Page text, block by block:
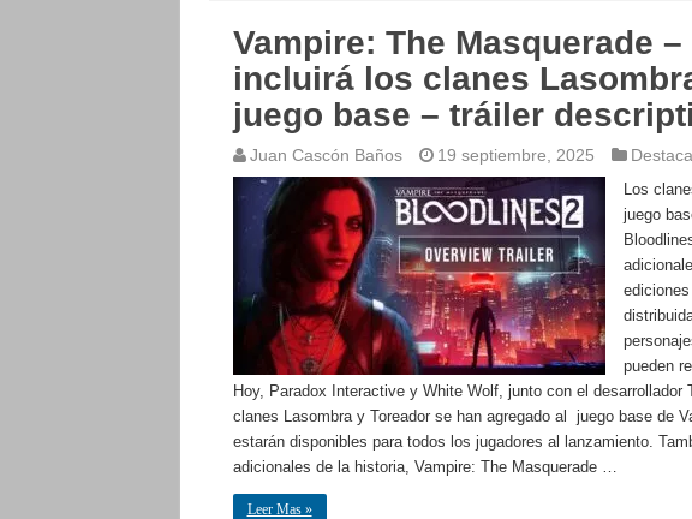
Vampire: The Masquerade
incluirá los clanes
juego base – tráiler
Juan Cascón Baños 19 septiembre, 2025
Los
juego
pueden
Hoy, Paradox Interactive y White Wolf, junto con el desarrollador
clanes Lasombra y Toreador se han agregado al juego base de
estarán disponibles para todos los jugadores al lanzamiento.
adicionales de la historia, Vampire: The Masquerade …
Leer Mas »